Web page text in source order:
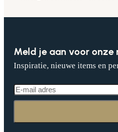
Meld je aan voor onze
Inspiratie, nieuwe items en